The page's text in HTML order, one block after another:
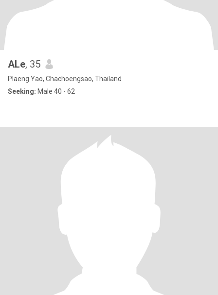
ALe, 35
Plaeng Yao, Chachoengsao, Thailand
Seeking: Male 40 - 62